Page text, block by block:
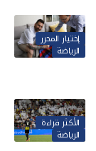
إختيار المحرر
الرياضة
الأكثر قراءة
الرياضة